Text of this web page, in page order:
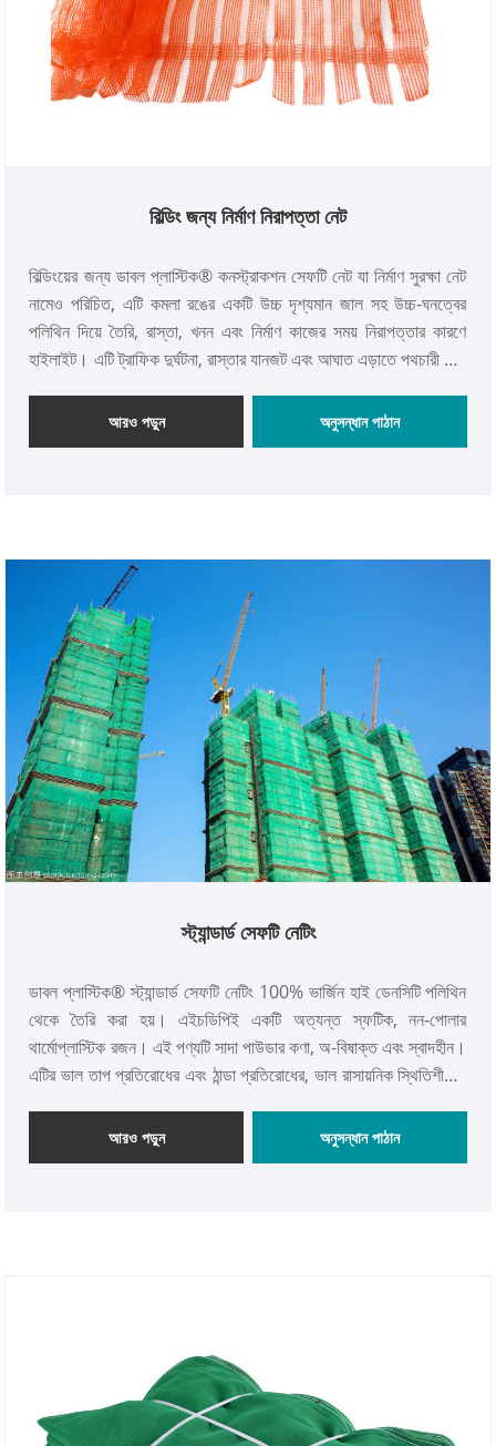
বিল্ডিং জন্য নির্মাণ নিরাপত্তা নেট
বিল্ডিংয়ের জন্য ডাবল প্লাস্টিক® কনস্ট্রাকশন সেফটি নেট যা নির্মাণ সুরক্ষা নেট
নামেও পরিচিত, এটি কমলা রঙের একটি উচ্চ দৃশ্যমান জাল সহ উচ্চ-ঘনত্বের
পলিথিন দিয়ে তৈরি, রাস্তা, খনন এবং নির্মাণ কাজের সময় নিরাপত্তার কারণে
হাইলাইট। এটি ট্রাফিক দুর্ঘটনা, রাস্তার যানজট এবং আঘাত এড়াতে পথচারী এবং
আরও পড়ুন অনুসন্ধান পাঠান
স্ট্যান্ডার্ড সেফটি নেটিং
ডাবল প্লাস্টিক® স্ট্যান্ডার্ড সেফটি নেটিং 100% ভার্জিন হাই ডেনসিটি পলিথিন
থেকে তৈরি করা হয়। এইচডিপিই একটি অত্যন্ত স্ফটিক, নন-পোলার
থার্মোপ্লাস্টিক রজন। এই পণ্যটি সাদা পাউডার কণা, অ-বিষাক্ত এবং স্বাদহীন।
এটির ভাল তাপ প্রতিরোধের এবং ঠান্ডা প্রতিরোধের, ভাল রাসায়নিক স্থিতিশীলতা
আরও পড়ুন অনুসন্ধান পাঠান